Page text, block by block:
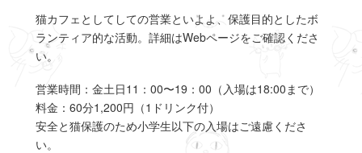
猫カフェとしてしての営業といよよ、保護目的としたボ
ランティア的な活動。詳細はWebページをご確認くださ
い。
営業時間：金土日11：00〜19：00（入場は18:00まで）
料金：60分1,200円（1ドリンク付）
安全と猫保護のため小学生以下の入場はご遠慮くださ
い。